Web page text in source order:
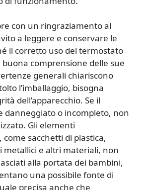
con un ringraziamento al
a leggere e conservare le
il corretto uso del termostato
comprensione delle sue
generali chiariscono
l’imballaggio, bisogna
dell’apparecchio. Se il
danneggiato o incompleto, non
Gli elementi
come sacchetti di plastica,
metallici e altri materiali, non
alla portata dei bambini,
una possibile fonte di
precisa anche che